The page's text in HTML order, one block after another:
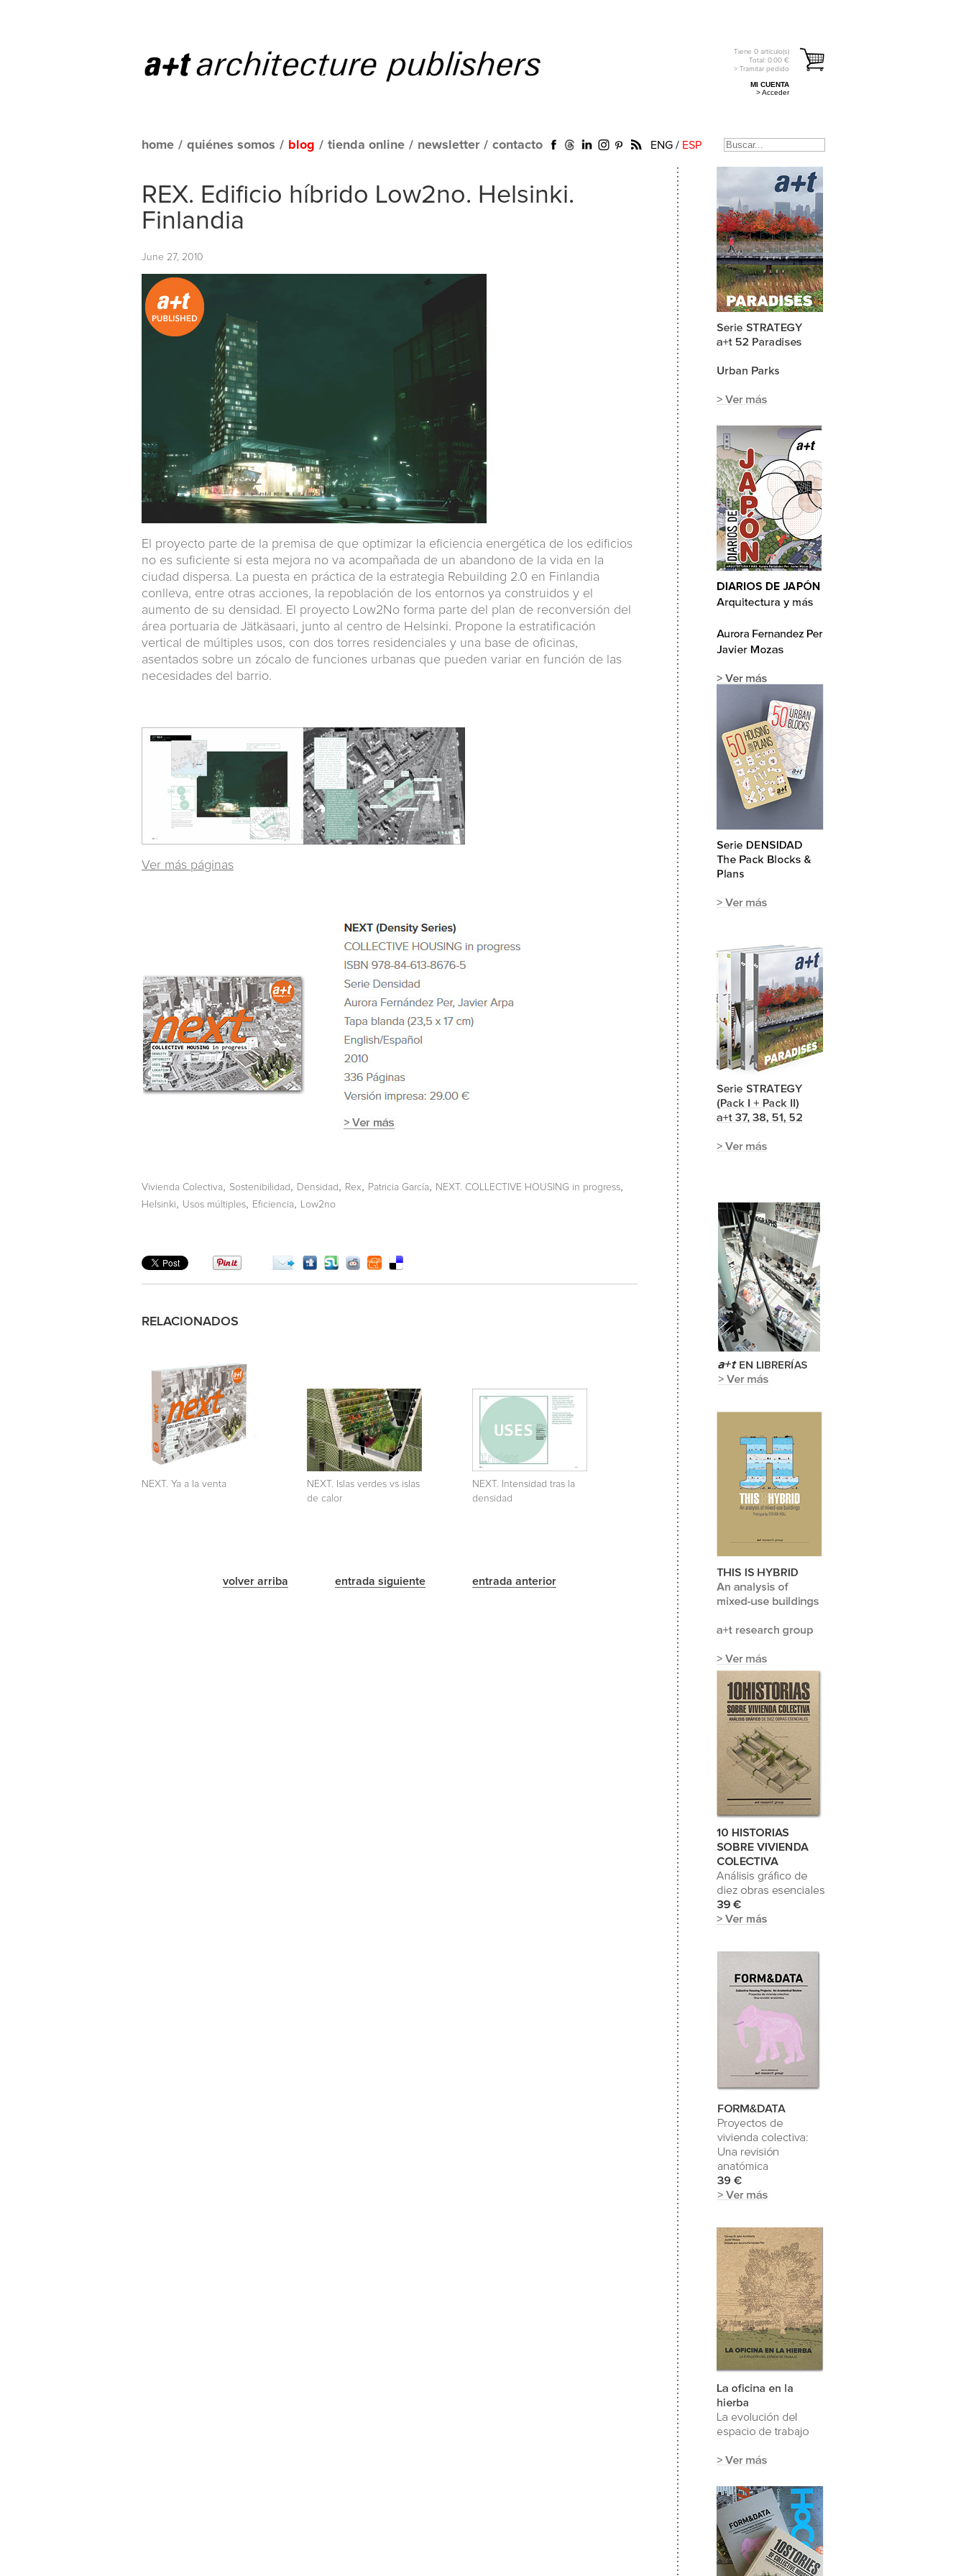
Tiene 0 artículo(s)
Total: 0.00 €
> Tramitar pedido
MI CUENTA
> Acceder
home / quiénes somos / blog / tienda online / newsletter / contacto ENG / ESP
REX. Edificio híbrido Low2no. Helsinki.
Finlandia
June 27, 2010
El proyecto parte de la premisa de que optimizar la eficiencia energética de los edificios
no es suficiente si esta mejora no va acompañada de un abandono de la vida en la
ciudad dispersa. La puesta en práctica de la estrategia Rebuilding 2.0 en Finlandia
conlleva, entre otras acciones, la repoblación de los entornos ya construidos y el
aumento de su densidad. El proyecto Low2No forma parte del plan de reconversión del
área portuaria de Jätkäsaari, junto al centro de Helsinki. Propone la estratificación
vertical de múltiples usos, con dos torres residenciales y una base de oficinas,
asentados sobre un zócalo de funciones urbanas que pueden variar en función de las
necesidades del barrio.
Ver más páginas
Vivienda Colectiva, Sostenibilidad, Densidad, Rex, Patricia García, NEXT. COLLECTIVE HOUSING in progress,
Helsinki, Usos múltiples, Eficiencia, Low2no
RELACIONADOS
NEXT. Ya a la venta
NEXT. Islas verdes vs islas
de calor
NEXT. Intensidad tras la
densidad
volver arriba entrada siguiente entrada anterior